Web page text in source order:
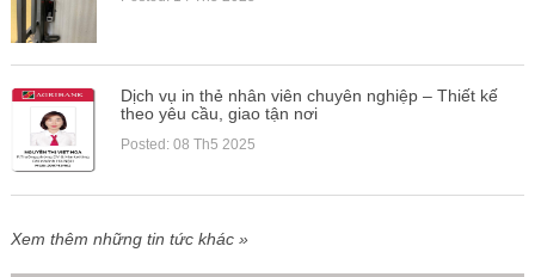
Dịch vụ in thẻ nhân viên chuyên nghiệp – Thiết kế
theo yêu cầu, giao tận nơi
Posted: 08 Th5 2025
Xem thêm những tin tức khác »